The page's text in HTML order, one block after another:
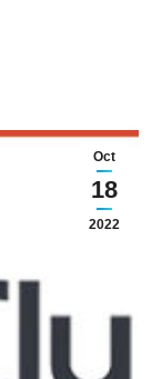
Oct
18
2022